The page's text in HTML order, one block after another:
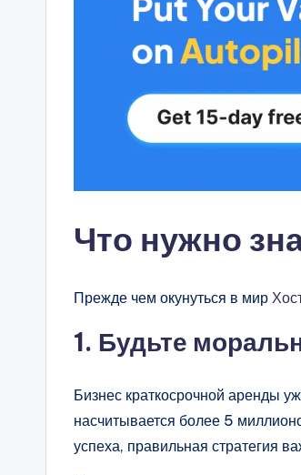
Что нужно
Прежде чем окунуться в мир
1. Будьте
Бизнес краткосрочной аренды
насчитывается более 5
успеха, правильная стратегия